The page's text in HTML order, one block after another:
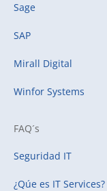
Sage
SAP
Mirall Digital
Winfor Systems
FAQ´s
Seguridad IT
¿Qúe es IT Services?